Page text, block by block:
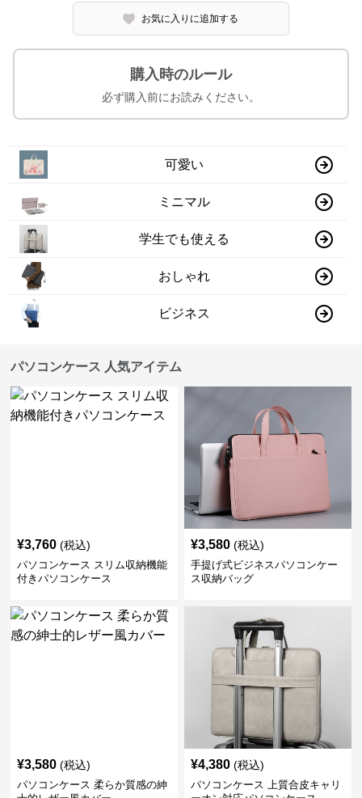
お気に入りに追加する
購入時のルール
必ず購入前にお読みください。
可愛い
ミニマル
学生でも使える
おしゃれ
ビジネス
パソコンケース 人気アイテム
¥3,760 (税込)
パソコンケース スリム収納機能
付きパソコンケース
¥3,580 (税込)
手提げ式ビジネスパソコンケー
ス収納バッグ
¥3,580 (税込)
パソコンケース 柔らか質感の紳
¥4,380 (税込)
パソコンケース 上質合皮キャリ